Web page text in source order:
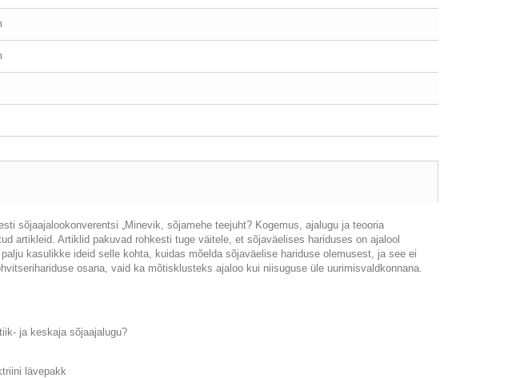
sõjaajalookonverentsi „Minevik, sõjamehe teejuht? Kogemus, ajalugu ja teooria
artikleid. Artiklid pakuvad rohkesti tuge väitele, et sõjaväelises hariduses on ajalool
kasulikke ideid selle kohta, kuidas mõelda sõjaväelise hariduse olemusest, ja see ei
osana, vaid ka mõtisklusteks ajaloo kui niisuguse üle uurimisvaldkonnana.
ja keskaja sõjaajalugu?
lävepakk